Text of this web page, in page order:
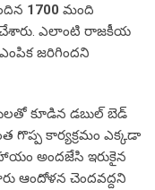
1700 మంది
చేశారు. ఎలాంటి రాజకీయ
జరిగిందని
కూడిన డబుల్ బెడ్
గొప్ప కార్యక్రమం ఎక్కడా
అందజేసి ఇరుకైన
ఆందోళన చెందవద్దని